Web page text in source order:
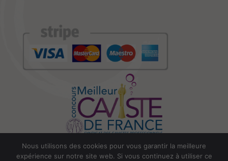
Nous utilisons des cookies pour vous garantir la meilleure
expérience sur notre site web. Si vous continuez à utiliser ce